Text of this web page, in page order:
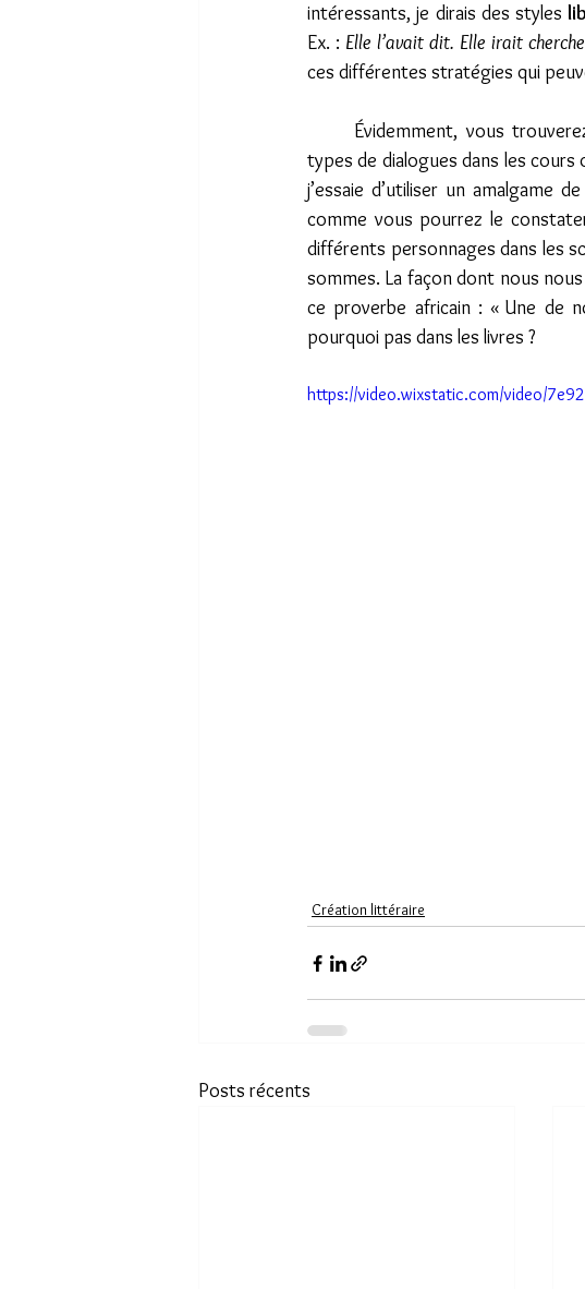
intéressants, je dirais des styles
Ex. : Elle l’avait dit. Elle irait
ces différentes stratégies qui
types de dialogues dans les
j’essaie d’utiliser un amalgame
comme vous pourrez le
différents personnages dans les
sommes. La façon dont nous
ce proverbe africain : « Une de
pourquoi pas dans les livres ?
https://video.wixstatic.com/video/
Création littéraire
Posts récents